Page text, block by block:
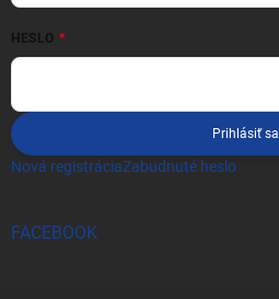
HESLO
Prihlásiť sa
Nová registráciaZabudnuté heslo
FACEBOOK